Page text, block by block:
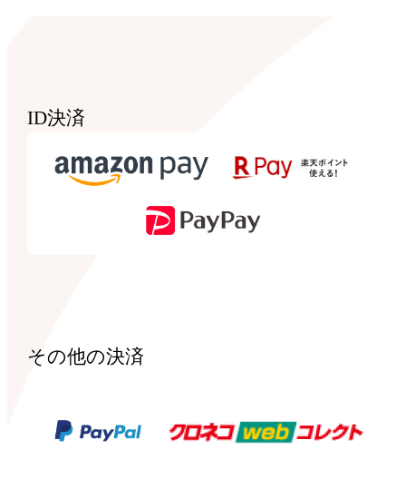
ID決済
その他の決済